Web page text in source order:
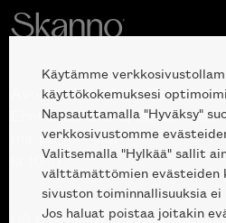
Avoinna kuluttajille ja
Erottajankatu 2, 00120
ma-pe 10 — 18
la 10-17
09 612 9440 |
Käytämme
käyttökokemuksesi
Napsauttamalla "Hyväksy"
verkkosivustomme
Valitsemalla "Hylkää" sallit
välttämättömien evästeiden
sivuston toiminnallisuuksia
Jos haluat poistaa joitakin